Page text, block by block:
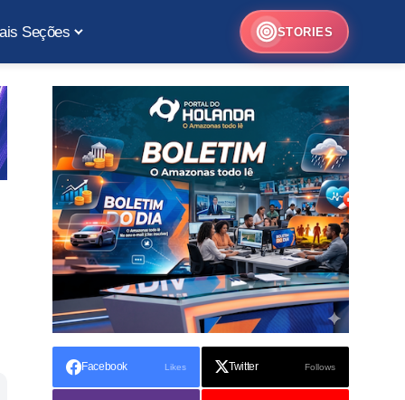
Seções STORIES
Facebook Likes Twitter Follows